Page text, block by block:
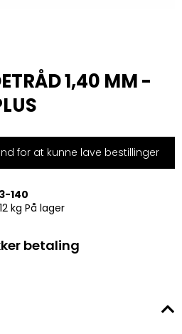
1,40 MM -
for at kunne lave bestillinger
140
12kg På lager
betaling